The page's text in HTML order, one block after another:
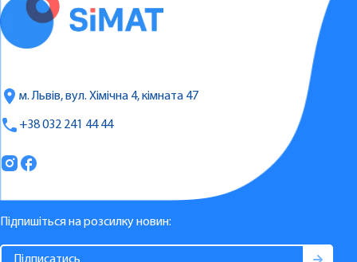
м. Львів, вул. Хімічна 4, кімната 47
+38 032 241 44 44
Підпишіться на розсилку новин: